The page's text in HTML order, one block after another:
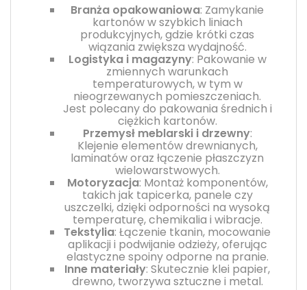
Branża opakowaniowa: Zamykanie
kartonów w szybkich liniach
produkcyjnych, gdzie krótki czas
wiązania zwiększa wydajność.
Logistyka i magazyny: Pakowanie w
zmiennych warunkach
temperaturowych, w tym w
nieogrzewanych pomieszczeniach.
Jest polecany do pakowania średnich i
ciężkich kartonów.
Przemysł meblarski i drzewny:
Klejenie elementów drewnianych,
laminatów oraz łączenie płaszczyzn
wielowarstwowych.
Motoryzacja: Montaż komponentów,
takich jak tapicerka, panele czy
uszczelki, dzięki odporności na wysoką
temperaturę, chemikalia i wibracje.
Tekstylia: Łączenie tkanin, mocowanie
aplikacji i podwijanie odzieży, oferując
elastyczne spoiny odporne na pranie.
Inne materiały: Skutecznie klei papier,
drewno, tworzywa sztuczne i metal.